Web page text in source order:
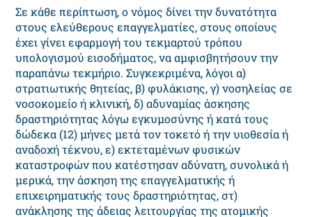
Σε κάθε περίπτωση, ο νόμος δίνει την δυνατότητα
στους ελεύθερους επαγγελματίες, στους οποίους
έχει γίνει εφαρμογή του τεκμαρτού τρόπου
υπολογισμού εισοδήματος, να αμφισβητήσουν την
παραπάνω τεκμήριο. Συγκεκριμένα, λόγοι α)
στρατιωτικής θητείας, β) φυλάκισης, γ) νοσηλείας σε
νοσοκομείο ή κλινική, δ) αδυναμίας άσκησης
δραστηριότητας λόγω εγκυμοσύνης ή κατά τους
δώδεκα (12) μήνες μετά τον τοκετό ή την υιοθεσία ή
αναδοχή τέκνου, ε) εκτεταμένων φυσικών
καταστροφών που κατέστησαν αδύνατη, συνολικά ή
μερικά, την άσκηση της επαγγελματικής ή
επιχειρηματικής τους δραστηριότητας, στ)
ανάκλησης της άδειας λειτουργίας της ατομικής